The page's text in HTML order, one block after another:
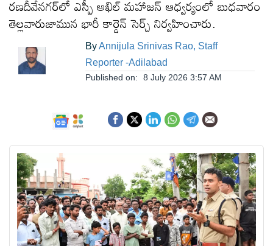
తెలంగాణ
అంతర్జాతీయం
సినిమా
రణదీవేనగర్‌లో ఎస్పీ అఖిల్ మహాజన్ ఆధ్వర్యంలో బుధవారం
తెల్లవారుజామున భారీ కార్డెన్ సెర్చ్ నిర్వహించారు.
ByAnnijula Srinivas Rao, Staff
Reporter -Adilabad
Published on: 8 July 2026 3:57 AM